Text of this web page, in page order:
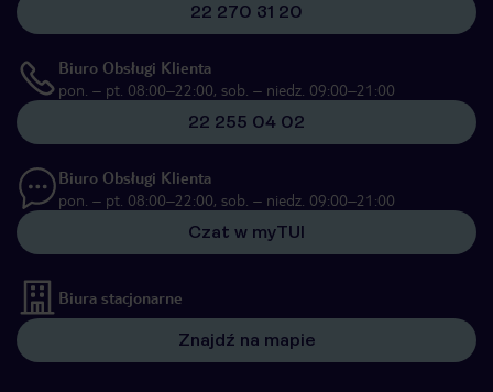
22 270 31 20
Biuro Obsługi Klienta
pon. – pt. 08:00–22:00, sob. – niedz. 09:00–21:00
22 255 04 02
Biuro Obsługi Klienta
pon. – pt. 08:00–22:00, sob. – niedz. 09:00–21:00
Czat w myTUI
Biura stacjonarne
Znajdź na mapie